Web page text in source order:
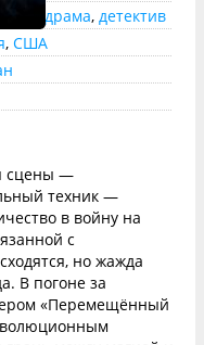
драма, детектив
, США
сцены —
техник —
в войну на
с
но жажда
В погоне за
«Перемещённый